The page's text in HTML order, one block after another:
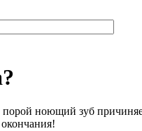
ноющий зуб